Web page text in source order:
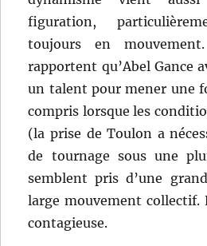
figuration,
toujours en
rapportent qu’Abel Gance
un talent pour mener une
compris lorsque les
(la prise de Toulon a
de tournage sous une
semblent pris d’une
large mouvement collectif.
contagieuse.